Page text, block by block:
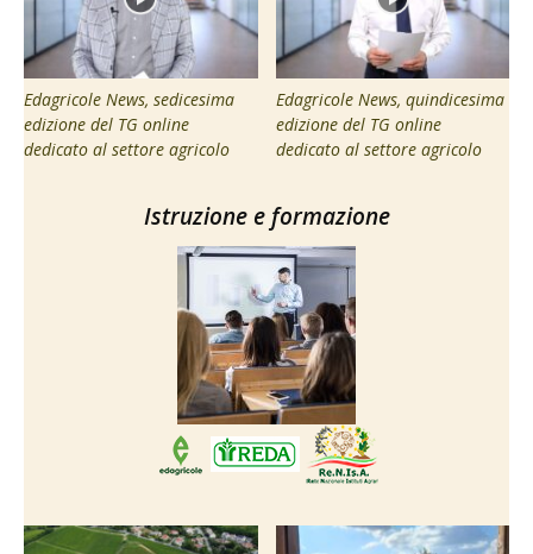
Edagricole News, sedicesima
edizione del TG online
dedicato al settore agricolo
Edagricole News, quindicesima
edizione del TG online
dedicato al settore agricolo
Istruzione e formazione